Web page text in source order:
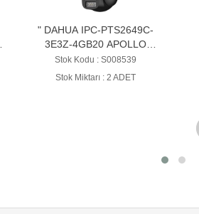
" DAHUA IPC-PTS2649C-
3E3Z-4GB20 APOLLO
3+3MP WİZCOLOR Hybrid-
zoom PT 4G Solar Power
Stok Kodu : S008539
Stok Miktarı : 2 ADET